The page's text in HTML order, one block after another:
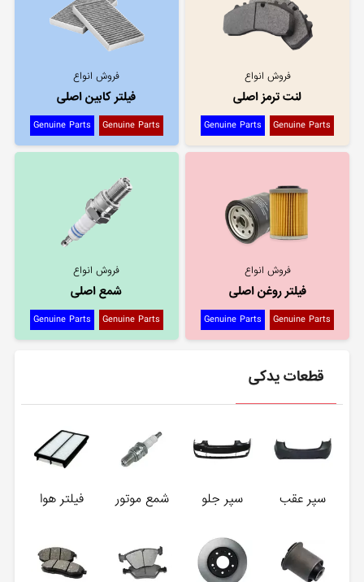
فروش انواع
لنت ترمز اصلی
Genuine Parts
Genuine Parts
فروش انواع
فیلتر کابین اصلی
Genuine Parts
Genuine Parts
فروش انواع
فیلتر روغن اصلی
Genuine Parts
Genuine Parts
فروش انواع
شمع اصلی
Genuine Parts
Genuine Parts
قطعات یدکی
سپر عقب سپر جلو شمع موتور فیلتر هوا